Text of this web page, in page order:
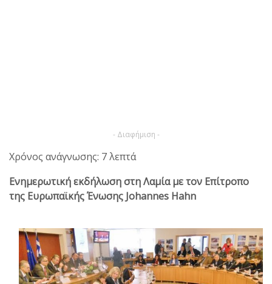
- Διαφήμιση -
Χρόνος ανάγνωσης: 7 λεπτά
Ενημερωτική εκδήλωση στη Λαμία με τον Επίτροπο
της Ευρωπαϊκής Ένωσης Johannes Hahn